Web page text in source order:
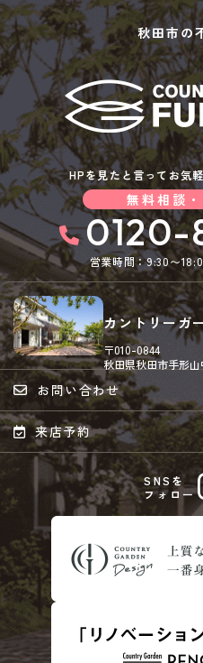
秋田市の
HPを見たと言ってお気
無料相談
0120-
営業時間：9:30〜
カントリーガ
〒010-0844
秋田県秋田市手形山
お問い合わせ
来店予約
SNSを
フォロー